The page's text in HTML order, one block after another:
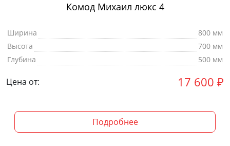
Комод Михаил люкс 4
Ширина
800 мм
Высота
700 мм
Глубина
500 мм
Цена от: 17 600 ₽
Подробнее